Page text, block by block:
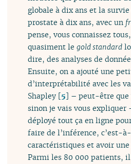
globale à dix ans et la
prostate à dix ans, avec un
pense, vous connaissez
quasiment legold standard
dire, des analyses de
Ensuite, on a ajouté une
d’interprétabilité avec les
Shapley [5] – peut-être que
sinon je vais vous expliquer
déployé tout ça en ligne
faire de l’inférence, c’est-
caractéristiques et avoir une
Parmi les 80 000 patients,